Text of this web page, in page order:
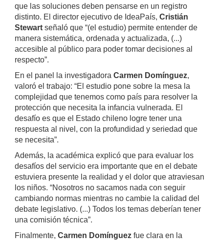
que las soluciones deben pensarse en un registro
distinto. El director ejecutivo de IdeaPaís, Cristián
Stewart señaló que “(el estudio) permite entender de
manera sistemática, ordenada y actualizada, (...)
accesible al público para poder tomar decisiones al
respecto”.
En el panel la investigadora Carmen Domínguez,
valoró el trabajo: “El estudio pone sobre la mesa la
complejidad que tenemos como país para resolver la
protección que necesita la infancia vulnerada. El
desafío es que el Estado chileno logre tener una
respuesta al nivel, con la profundidad y seriedad que
se necesita”.
Además, la académica explicó que para evaluar los
desafíos del servicio era importante que en el debate
estuviera presente la realidad y el dolor que atraviesan
los niños. “Nosotros no sacamos nada con seguir
cambiando normas mientras no cambie la calidad del
debate legislativo. (...) Todos los temas deberían tener
una comisión técnica”.
Finalmente, Carmen Domínguez fue clara en la